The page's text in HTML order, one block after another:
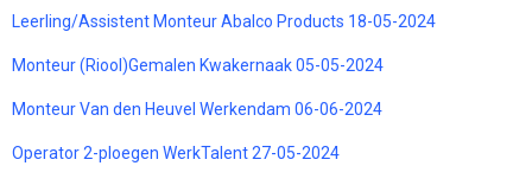
Leerling/Assistent Monteur Abalco Products 18-05-2024
Monteur (Riool)Gemalen Kwakernaak 05-05-2024
Monteur Van den Heuvel Werkendam 06-06-2024
Operator 2-ploegen WerkTalent 27-05-2024